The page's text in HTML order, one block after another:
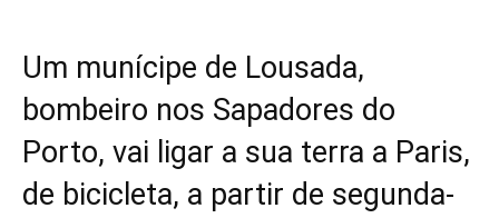
Um munícipe de Lousada,
bombeiro nos Sapadores do
Porto, vai ligar a sua terra a Paris,
de bicicleta, a partir de segunda-